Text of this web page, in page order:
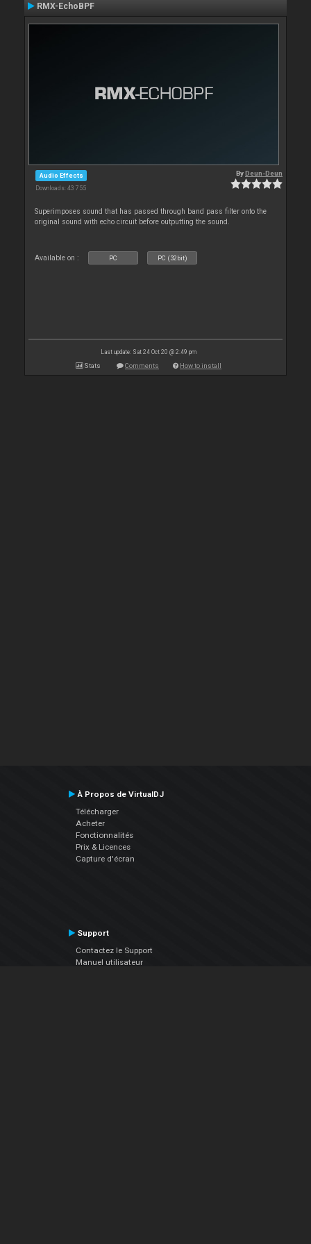
RMX-EchoBPF
Audio Effects
Downloads: 43 755
ByDeun-Deun
Superimposes sound that has passed through band pass filter onto the
original sound with echo circuit before outputting the sound.
Available on : PC PC (32bit)
Last update: Sat 24 Oct 20 @ 2:49 pm
Stats Comments How to install
À Propos de VirtualDJ
Télécharger
Acheter
Fonctionnalités
Prix & Licences
Capture d'écran
Support
Contactez le Support
Manuel utilisateur